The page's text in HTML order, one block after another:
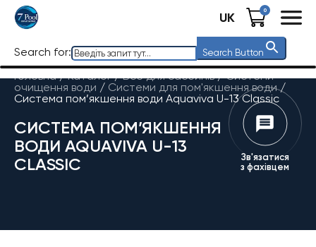
UK 0
Search for: Search Button
Головна / Каталог/Все для басейнів/Системи
очищення води / Системи для пом'якшення води/
Система пом’якшення води Aquaviva U-13 Classic
СИСТЕМА ПОМ’ЯКШЕННЯ
ВОДИ AQUAVIVA U-13
CLASSIC
Зв'язатися
з фахівцем